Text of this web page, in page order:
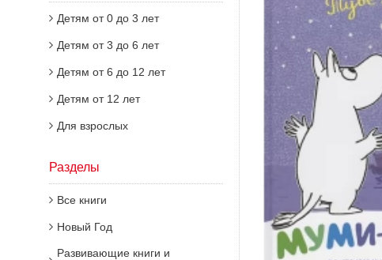
Детям от 0 до 3 лет
Детям от 3 до 6 лет
Детям от 6 до 12 лет
Детям от 12 лет
Для взрослых
Разделы
Все книги
Новый Год
Развивающие книги и